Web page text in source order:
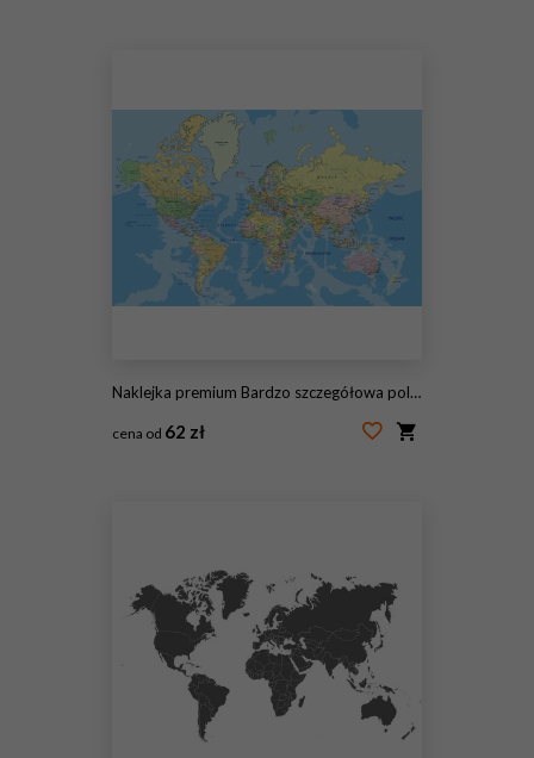
Naklejka premium Bardzo szczegółowa polityczna mapa świata z etykietami.
cena od 62 zł